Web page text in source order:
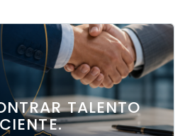
TALENTO